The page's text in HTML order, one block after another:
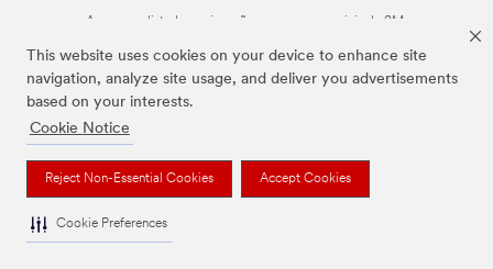
This website uses cookies on your device to enhance site
navigation, analyze site usage, and deliver you advertisements
based on your interests.
Cookie Notice
Reject Non-Essential Cookies Accept Cookies
Cookie Preferences
As marcas listadas a cima são marcas comerciais da 3M.